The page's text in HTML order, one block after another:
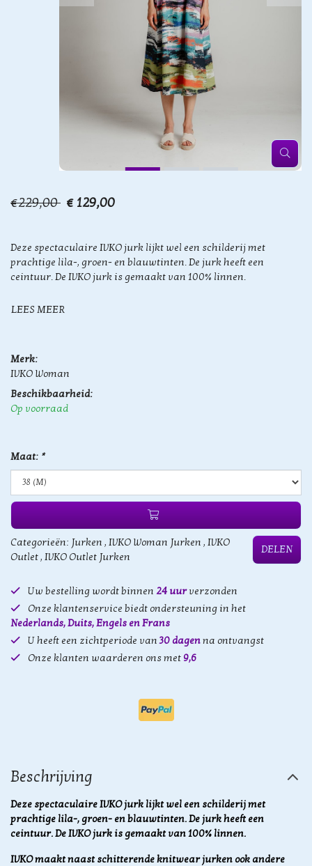
€229,00 € 129,00
Deze spectaculaire IVKO jurk lijkt wel een schilderij met
prachtige lila-, groen- en blauwtinten. De jurk heeft een
ceintuur. De IVKO jurk is gemaakt van 100% linnen.
LEES MEER
Merk:
IVKO Woman
Beschikbaarheid:
Op voorraad
Maat: *
Categorieën: Jurken , IVKO Woman Jurken , IVKO
Outlet, IVKO Outlet Jurken
DELEN
Uw bestelling wordt binnen 24 uurverzonden
Onze klantenservice biedt ondersteuning in het
Nederlands, Duits, Engels en Frans
U heeft een zichtperiode van30 dagenna ontvangst
Onze klanten waarderen ons met 9,6
Beschrijving
Deze spectaculaire IVKO jurk lijkt wel een schilderij met
prachtige lila-, groen- en blauwtinten. De jurk heeft een
ceintuur. De IVKO jurk is gemaakt van 100% linnen.
IVKO maakt naast schitterende knitwear jurken ook andere